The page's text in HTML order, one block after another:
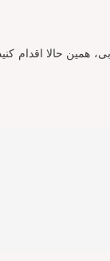
همین حالا اقدام